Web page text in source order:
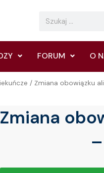
Search
FORUM O
/ Zmiana obowiązku
Zmiana